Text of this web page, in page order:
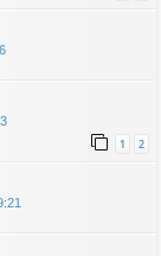
1 2